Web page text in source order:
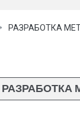
РАЗРАБОТКА